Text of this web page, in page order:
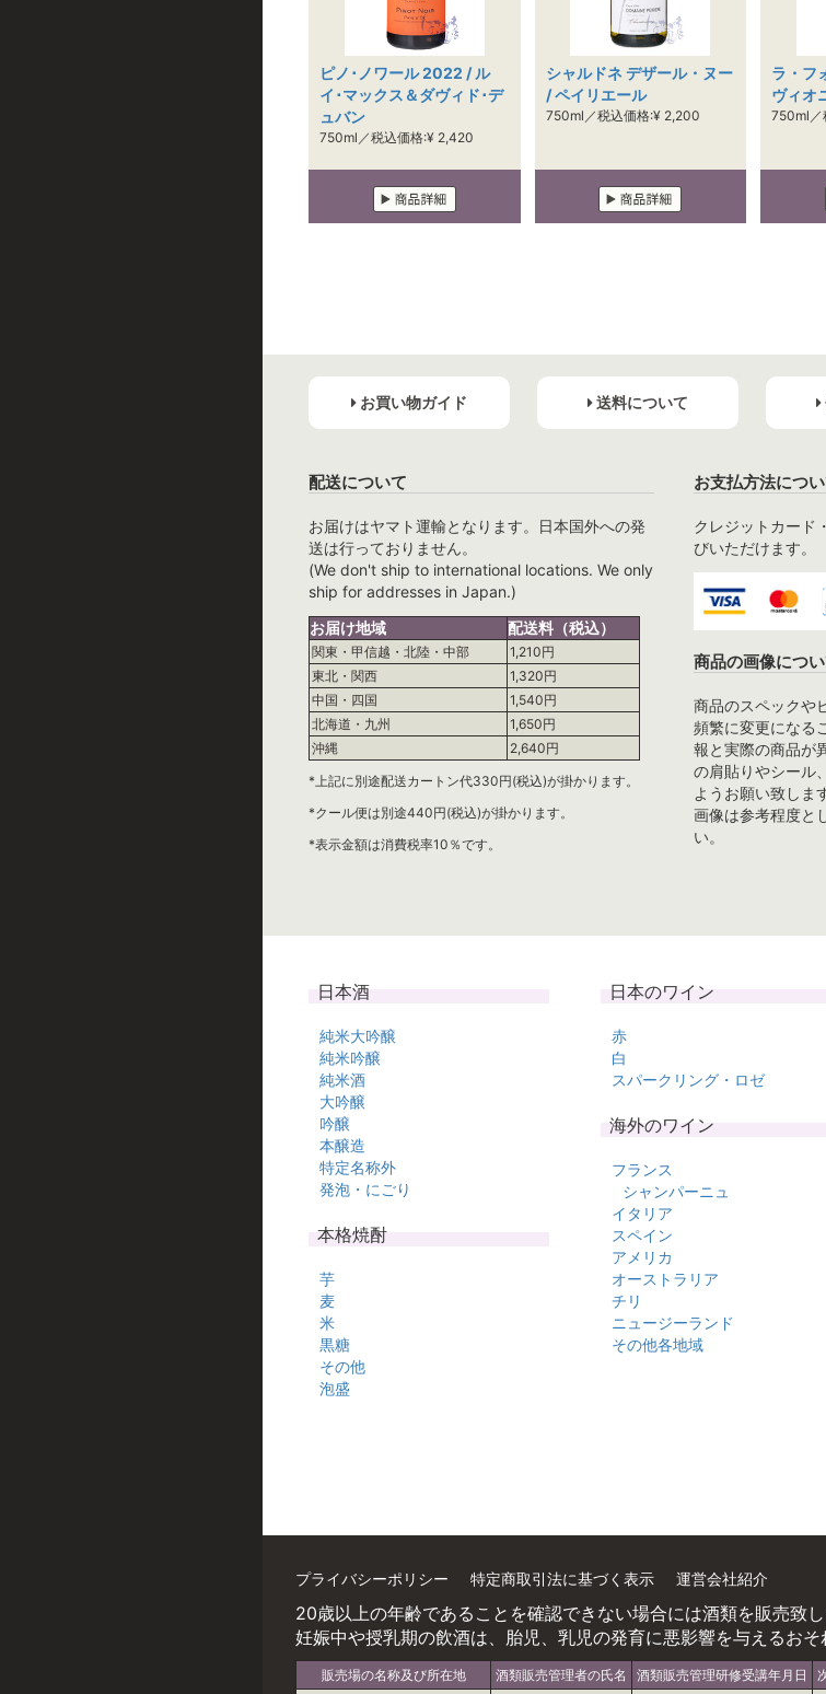
ピノ･ノワール 2022 / ル
イ･マックス＆ダヴィド･デ
ュバン
750ml／税込価格:¥ 2,420
シャルドネ デザール・ヌー
/ ペイリエール
750ml／税込価格:¥ 2,200
ラ・フ
ヴィオ
750ml／
お買い物ガイド 送料について
配送について
お届けはヤマト運輸となります。日本国外への発
送は行っておりません。
(We don't ship to international locations. We only
ship for addresses in Japan.)
お届け地域
配送料（税込）
関東・甲信越・北陸・中部
1,210円
東北・関西
1,320円
中国・四国
1,540円
北海道・九州
1,650円
沖縄
2,640円
*上記に別途配送カートン代330円(税込)が掛かります。
*クール便は別途440円(税込)が掛かります。
*表示金額は消費税率10％です。
お支払方法につ
クレジットカード
びいただけます。
商品の画像につ
商品のスペックや
頻繁に変更になる
報と実際の商品が
の肩貼りやシール
ようお願い致しま
画像は参考程度と
い。
日本酒
純米大吟醸
純米吟醸
純米酒
大吟醸
吟醸
本醸造
特定名称外
発泡・にごり
本格焼酎
芋
麦
米
黒糖
その他
泡盛
日本のワイン
赤
白
スパークリング・ロゼ
海外のワイン
フランス
シャンパーニュ
イタリア
スペイン
アメリカ
オーストラリア
チリ
ニュージーランド
その他各地域
プライバシーポリシー 特定商取引法に基づく表示 運営会社紹介
20歳以上の年齢であることを確認できない場合には酒類を販売致し
妊娠中や授乳期の飲酒は、胎児、乳児の発育に悪影響を与えるおそ
販売場の名称及び所在地 酒類販売管理者の氏名 酒類販売管理研修受講年月日